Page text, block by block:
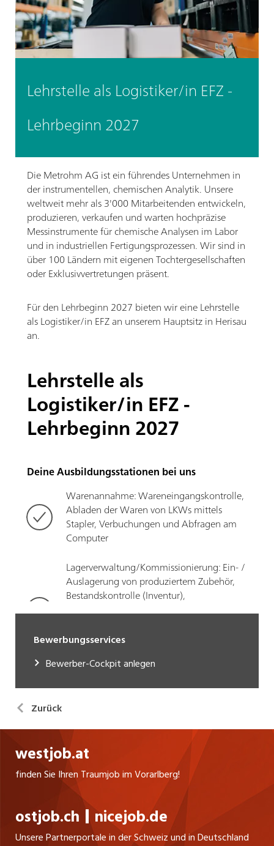
Bewerbungsservices
Bewerber-Cockpit anlegen
Zurück
westjob.at
finden Sie Ihren Traumjob im Vorarlberg!
ostjob.ch nicejob.de
Unsere Partnerportale in der Schweiz und in Deutschland